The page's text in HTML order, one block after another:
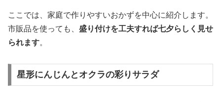
ここでは、家庭で作りやすいおかずを中心に紹介します。
市販品を使っても、 盛り付けを工夫すれば七夕らしく見せ
られます。
星形にんじんとオクラの彩りサラダ